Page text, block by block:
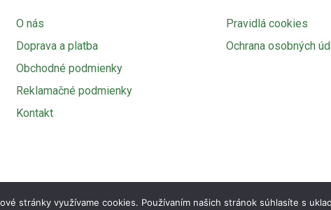
O nás
Doprava a platba
Obchodné podmienky
Reklamačné podmienky
Kontakt
Pravidlá cookies
Ochrana osobných
stránky využívame cookies. Používaním našich stránok súhlasíte s